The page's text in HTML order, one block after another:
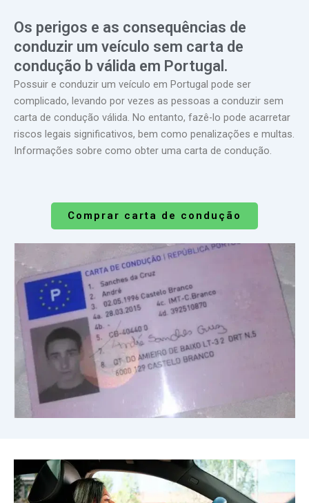
Os perigos e as consequências de
conduzir um veículo sem carta de
condução b válida em Portugal.
Possuir e conduzir um veículo em Portugal pode ser
complicado, levando por vezes as pessoas a conduzir sem
carta de condução válida. No entanto, fazê-lo pode acarretar
riscos legais significativos, bem como penalizações e multas.
Informações sobre como obter uma carta de condução.
Comprar carta de condução